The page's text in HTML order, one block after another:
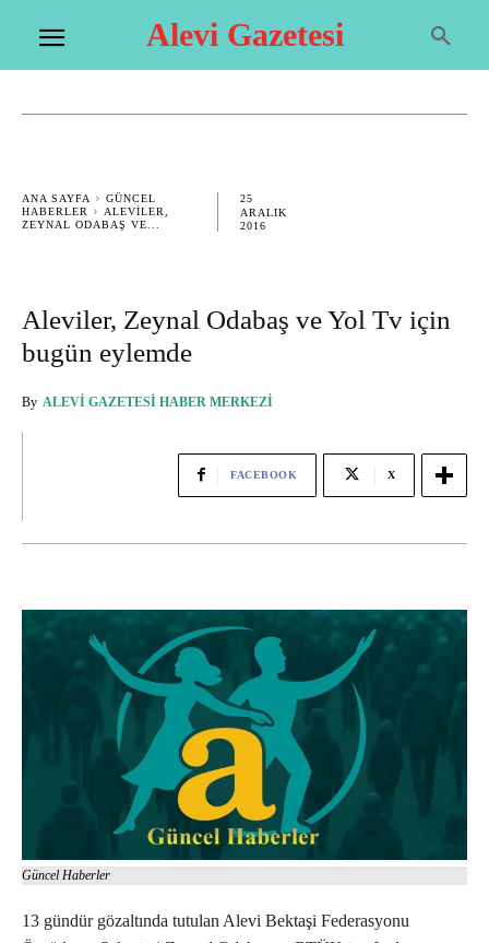
Alevi Gazetesi
ANA SAYFA
GÜNCEL
HABERLER
ALEVILER,
ZEYNAL ODABAŞ VE...
25
ARALIK
2016
Aleviler, Zeynal Odabaş ve Yol Tv için
bugün eylemde
By ALEVI GAZETESI HABER MERKEZI
FACEBOOK X
Güncel Haberler
13 gündür gözaltında tutulan Alevi Bektaşi Federasyonu